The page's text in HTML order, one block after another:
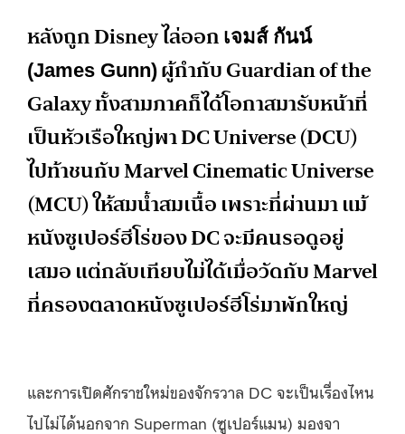
หลังถูก Disney ไล่ออก เจมส์ กันน์
(James Gunn) ผู้กำกับ Guardian of the
Galaxy ทั้งสามภาคก็ได้โอกาสมารับหน้าที่
เป็นหัวเรือใหญ่พา DC Universe (DCU)
ไปท้าชนกับ Marvel Cinematic Universe
(MCU) ให้สมน้ำสมเนื้อ เพราะที่ผ่านมา แม้
หนังซูเปอร์ฮีโร่ของ DC จะมีคนรอดูอยู่
เสมอ แต่กลับเทียบไม่ได้เมื่อวัดกับ Marvel
ที่ครองตลาดหนังซูเปอร์ฮีโร่มาพักใหญ่
และการเปิดศักราชใหม่ของจักรวาล DC จะเป็นเรื่องไหน
ไปไม่ได้นอกจาก Superman (ซูเปอร์แมน) มองจา